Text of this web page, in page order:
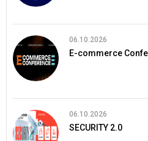
06.10.2026
E-commerce
06.10.2026
SECURITY 2.0